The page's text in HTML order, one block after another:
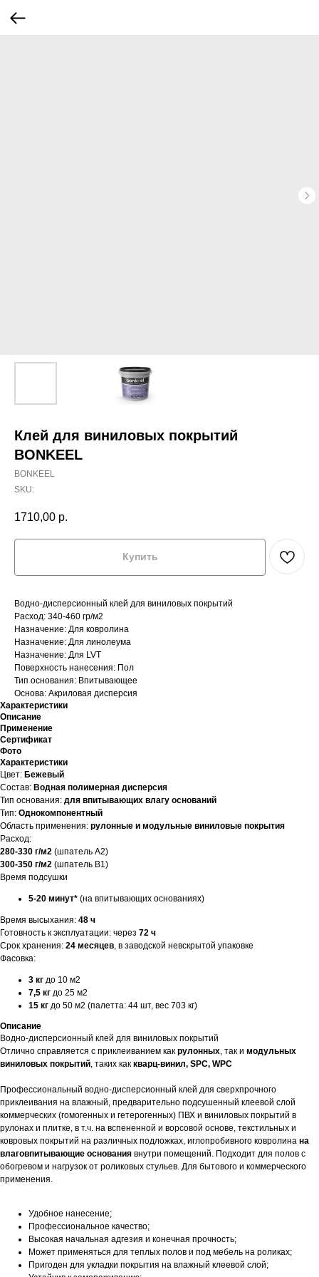
Клей для виниловых покрытий
BONKEEL
BONKEEL
SKU:
1710,00 р.
Купить
Водно-дисперсионный клей для виниловых покрытий
Расход: 340-460 гр/м2
Назначение: Для ковролина
Назначение: Для линолеума
Назначение: Для LVT
Поверхность нанесения: Пол
Тип основания: Впитывающее
Основа: Акриловая дисперсия
Характеристики
Описание
Применение
Сертификат
Фото
Характеристики
Цвет: Бежевый
Состав: Водная полимерная дисперсия
Тип основания: для впитывающих влагу оснований
Тип: Однокомпонентный
Область применения: рулонные и модульные виниловые покрытия
Расход:
280-330 г/м2 (шпатель A2)
300-350 г/м2 (шпатель B1)
Время подсушки
5-20 минут* (на впитывающих основаниях)
Время высыхания: 48 ч
Готовность к эксплуатации: через 72 ч
Срок хранения: 24 месяцев , в заводской невскрытой упаковке
Фасовка:
3 кг до 10 м2
7,5 кг до 25 м2
15 кг до 50 м2 (палетта: 44 шт, вес 703 кг)
Описание
Водно-дисперсионный клей для виниловых покрытий
Отлично справляется с приклеиванием как рулонных , так и модульных
виниловых покрытий , таких как кварц-винил, SPC, WPC
Профессиональный водно-дисперсионный клей для сверхпрочного
приклеивания на влажный, предварительно подсушенный клеевой слой
коммерческих (гомогенных и гетерогенных) ПВХ и виниловых покрытий в
рулонах и плитке, в т.ч. на вспененной и ворсовой основе, текстильных и
ковровых покрытий на различных подложках, иглопробивного ковролина на
влаговпитывающие основания внутри помещений. Подходит для полов с
обогревом и нагрузок от роликовых стульев. Для бытового и коммерческого
применения.
Удобное нанесение;
Профессиональное качество;
Высокая начальная адгезия и конечная прочность;
Может применяться для теплых полов и под мебель на роликах;
Пригоден для укладки покрытия на влажный клеевой слой;